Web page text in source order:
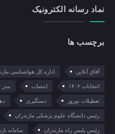
نماد رسانه الکترونیک
برچسب ها
آفاق آنلاین اداره کل هواشناسی
انتخابات ۱۴۰۲ انتصاب بندر
تعطیلات نوروز دستگیری
رئیس دانشگاه علوم پزشکی مازندران
رئیس پلیس راه مازندران سامانه